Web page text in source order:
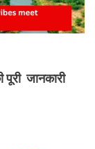
जानकारी